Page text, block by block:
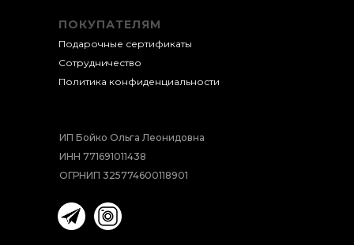
ИП Бойко Ольга Леонидовна
ИНН 771691011438
ОГРНИП 325774600118901
ПОКУПАТЕЛЯМ
Подарочные сертификаты
Сотрудничество
Политика конфиденциальности